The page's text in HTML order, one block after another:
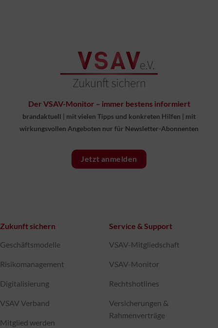
Der VSAV-Monitor – immer bestens informiert
brandaktuell | mit vielen Tipps und konkreten Hilfen | mit
wirkungsvollen Angeboten nur für Newsletter-Abonnenten
Jetzt anmelden
Zukunft sichern
Geschäftsmodelle
Risikomanagement
Digitalisierung
VSAV Verband
Mitglied werden
Service & Support
VSAV-Mitgliedschaft
VSAV-Monitor
Rechtshotlines
Versicherungen &
Rahmenverträge